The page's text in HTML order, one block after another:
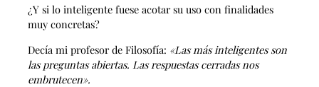
¿Y si lo inteligente fuese acotar su uso con finalidades
muy concretas?
Decía mi profesor de Filosofía: «Las más inteligentes son
las preguntas abiertas. Las respuestas cerradas nos
embrutecen».